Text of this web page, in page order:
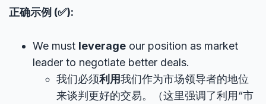
正确示例 (✅):
We must leverage our position as market
leader to negotiate better deals.
我们必须利用我们作为市场领导者的地位
来谈判更好的交易。（这里强调了利用“市